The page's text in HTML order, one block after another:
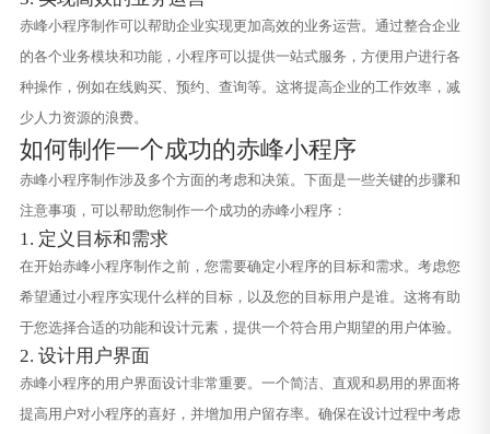
赤峰小程序制作可以帮助企业实现更加高效的业务运营。通过整合企业
的各个业务模块和功能，小程序可以提供一站式服务，方便用户进行各
种操作，例如在线购买、预约、查询等。这将提高企业的工作效率，减
少人力资源的浪费。
如何制作一个成功的赤峰小程序
赤峰小程序制作涉及多个方面的考虑和决策。下面是一些关键的步骤和
注意事项，可以帮助您制作一个成功的赤峰小程序：
1. 定义目标和需求
在开始赤峰小程序制作之前，您需要确定小程序的目标和需求。考虑您
希望通过小程序实现什么样的目标，以及您的目标用户是谁。这将有助
于您选择合适的功能和设计元素，提供一个符合用户期望的用户体验。
2. 设计用户界面
赤峰小程序的用户界面设计非常重要。一个简洁、直观和易用的界面将
提高用户对小程序的喜好，并增加用户留存率。确保在设计过程中考虑